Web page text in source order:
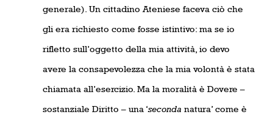
generale). Un cittadino Ateniese faceva ciò che
gli era richiesto come fosse istintivo: ma se io
rifletto sull’oggetto della mia attività, io devo
avere la consapevolezza che la mia volontà è stata
chiamata all’esercizio. Ma la moralità è Dovere –
sostanziale Diritto – una ‘seconda natura’ come è